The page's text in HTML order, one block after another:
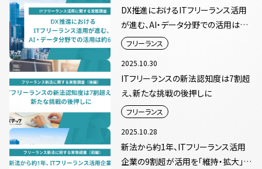
DX推進におけるITフリーランス活用
が進む、AI・データ分野での活用は約
6割フリーランス
2025.10.30
ITフリーランスの新法認知度は7割超
え、新たな挑戦の後押しに
フリーランス
2025.10.28
新法から約1年、ITフリーランス活用
企業の9割超が活用を「維持・拡大」